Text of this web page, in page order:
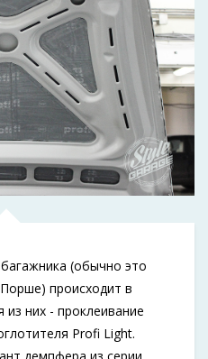
(обычно это
происходит в
из них - проклеивание
Profi Light.